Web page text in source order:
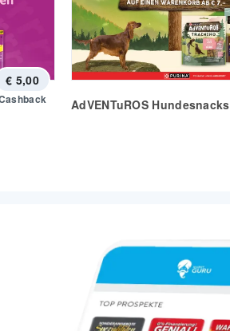
€ 5,00
AdVENTuROS Hundesnacks